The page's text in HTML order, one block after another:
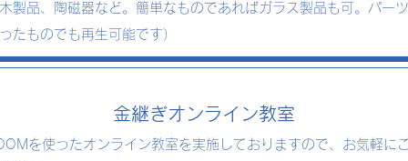
製品、陶磁器など。簡単なものであればガラス製品も可。パー
たものでも再生可能です）
金継ぎオンライン教室
を使ったオンライン教室を実施しておりますので、お気軽に